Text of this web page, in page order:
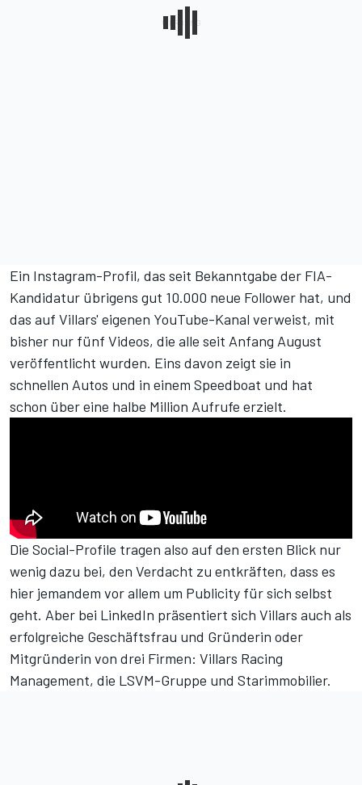
Ein Instagram-Profil, das seit Bekanntgabe der FIA-
Kandidatur übrigens gut 10.000 neue Follower hat, und
das auf Villars' eigenen YouTube-Kanal verweist, mit
bisher nur fünf Videos, die alle seit Anfang August
veröffentlicht wurden. Eins davon zeigt sie in
schnellen Autos und in einem Speedboat und hat
schon über eine halbe Million Aufrufe erzielt.
Die Social-Profile tragen also auf den ersten Blick nur
wenig dazu bei, den Verdacht zu entkräften, dass es
hier jemandem vor allem um Publicity für sich selbst
geht. Aber bei LinkedIn präsentiert sich Villars auch als
erfolgreiche Geschäftsfrau und Gründerin oder
Mitgründerin von drei Firmen: Villars Racing
Management, die LSVM-Gruppe und Starimmobilier.